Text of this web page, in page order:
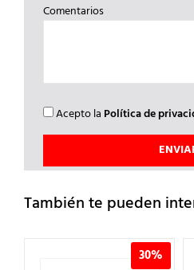
Comentarios
Acepto la Política de
También te pueden
30%